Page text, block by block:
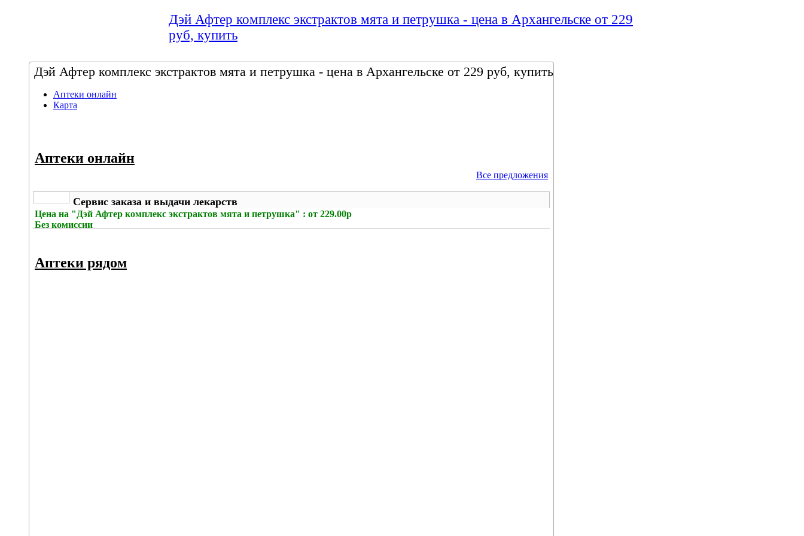
Дэй Афтер комплекс экстрактов мята и петрушка - цена в Архангельске от 229
руб, купить
Дэй Афтер комплекс экстрактов мята и петрушка - цена в Архангельске от 229 руб, купить
Аптеки онлайн
Карта
Аптеки онлайн
Все предложения
Сервис заказа и выдачи лекарств
Цена на "Дэй Афтер комплекс экстрактов мята и петрушка" : от 229.00р
Без комиссии
Аптеки рядом